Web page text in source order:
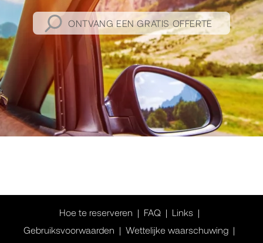
ONTVANG EEN GRATIS OFFERTE
Hoe te reserveren FAQ
Links
Gebruiksvoorwaarden
Wettelijke waarschuwing